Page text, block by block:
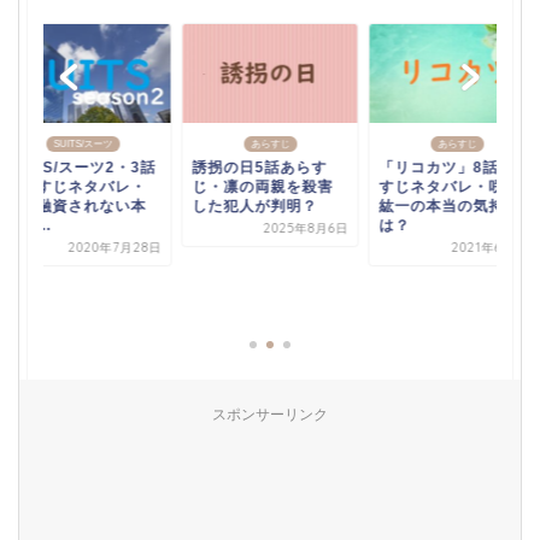
あらすじ
誘拐の日5話あらす
じ・凛の両親を殺害
した犯人が判明？
あらすじ
「リコカツ」8話あら
すじネタバレ・咲と
紘一の本当の気持ち
SUITS/スーツ2・3話
スポンサーリンク